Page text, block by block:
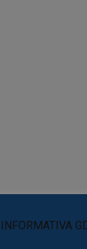
INFORMATIVA